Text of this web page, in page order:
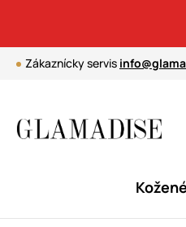
Zákaznícky servis